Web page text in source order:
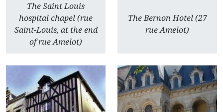
The Saint Louis
hospital chapel (rue
Saint-Louis, at the end
of rue Amelot)
The Bernon Hotel (27
rue Amelot)